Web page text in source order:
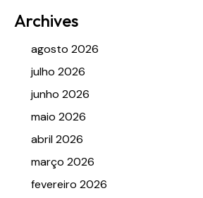
Archives
agosto 2026
julho 2026
junho 2026
maio 2026
abril 2026
março 2026
fevereiro 2026